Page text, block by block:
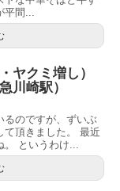
平間...
ヤクミ増し）
川崎駅）
るのですが、ずいぶ
て頂きました。 最近
。 というわけ...